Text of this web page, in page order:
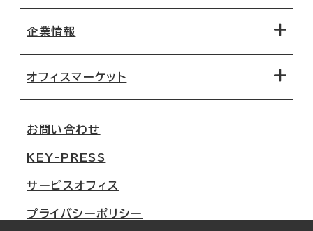
地図から探す
路線・駅から探す
移転コストシミュレーション
移転スケジュール
オフィス移転Q&A
企業情報
オフィスマーケット
大阪
名古屋
札幌
お問い合わせ
KEY-PRESS
サービスオフィス
プライバシーポリシー